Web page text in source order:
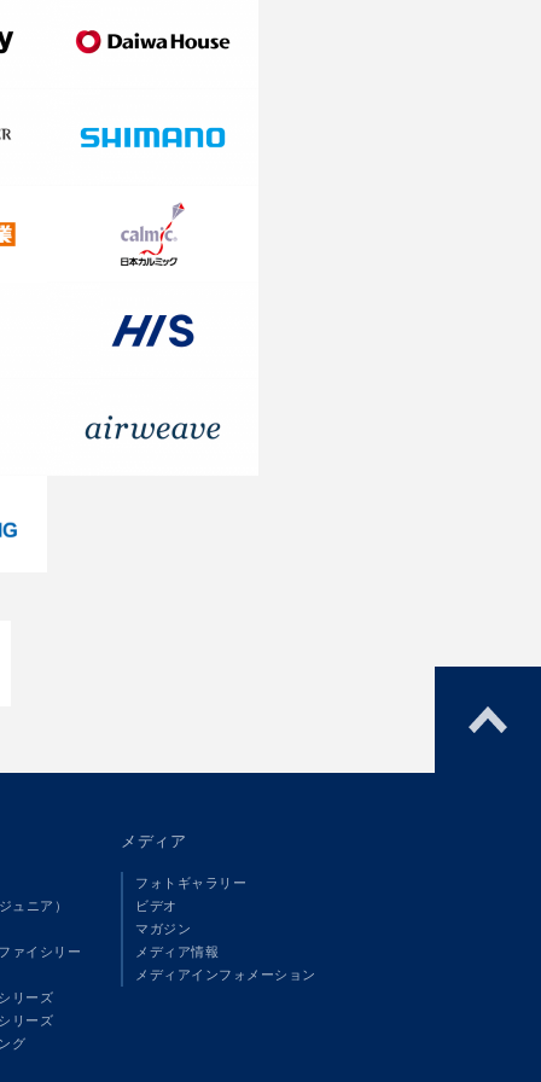
ュニア）
ァイシリー
リーズ
リーズ
グ
メディア
フォトギャラリー
ビデオ
マガジン
メディア情報
メディアインフォメーション